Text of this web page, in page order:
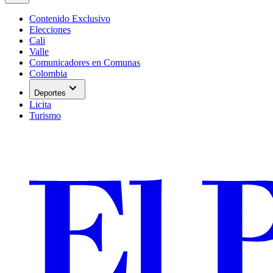
Contenido Exclusivo
Elecciones
Cali
Valle
Comunicadores en Comunas
Colombia
Deportes expand_more
Licita
Turismo